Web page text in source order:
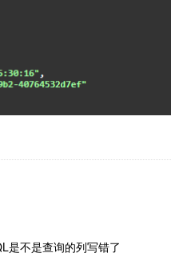
是不是查询的列写错了